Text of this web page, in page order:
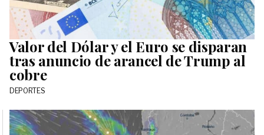
Valor del Dólar y el Euro se disparan
tras anuncio de arancel de Trump al
cobre
DEPORTES